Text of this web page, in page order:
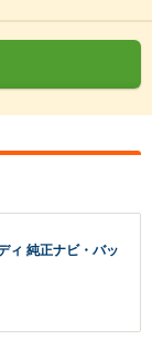
ィ 純正ナビ・バッ